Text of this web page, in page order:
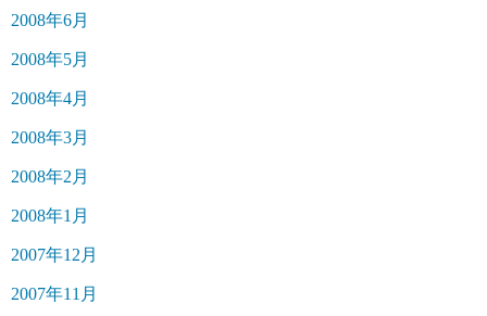
2008年6月
2008年5月
2008年4月
2008年3月
2008年2月
2008年1月
2007年12月
2007年11月